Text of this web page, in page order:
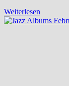
Weiterlesen